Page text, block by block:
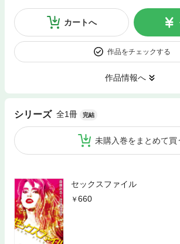
カートへ
作品をチェックする
作品情報へ
シリーズ 全1冊 完結
未購入巻をまとめて買
セックスファイル
660